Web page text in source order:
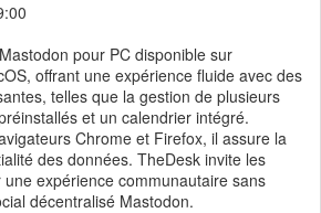
pour PC disponible sur
offrant une expérience fluide avec des
telles que la gestion de plusieurs
et un calendrier intégré.
Chrome et Firefox, il assure la
des données. TheDesk invite les
expérience communautaire sans
décentralisé Mastodon.